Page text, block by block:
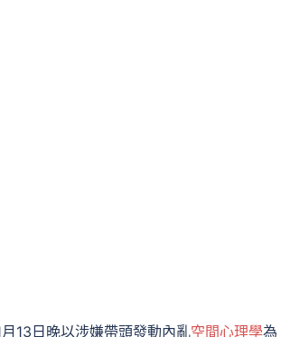
13日晚以涉嫌帶頭發動內亂空間心理學為